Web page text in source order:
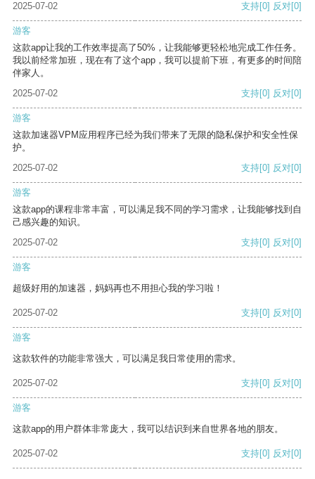
2025-07-02 支持[0] 反对[0]
游客
这款app让我的工作效率提高了50%，让我能够更轻松地完成工作任务。
我以前经常加班，现在有了这个app，我可以提前下班，有更多的时间陪
伴家人。
2025-07-02
支持[0] 反对[0]
游客
这款加速器VPM应用程序已经为我们带来了无限的隐私保护和安全性保
护。
2025-07-02
支持[0] 反对[0]
游客
这款app的课程非常丰富，可以满足我不同的学习需求，让我能够找到自
己感兴趣的知识。
2025-07-02
支持[0] 反对[0]
游客
超级好用的加速器，妈妈再也不用担心我的学习啦！
2025-07-02 支持[0] 反对[0]
游客
这款软件的功能非常强大，可以满足我日常使用的需求。
2025-07-02 支持[0] 反对[0]
游客
这款app的用户群体非常庞大，我可以结识到来自世界各地的朋友。
2025-07-02 支持[0] 反对[0]